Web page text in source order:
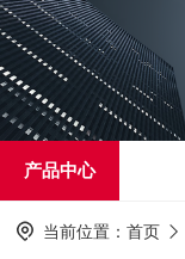
产品中心
当前位置： 首页